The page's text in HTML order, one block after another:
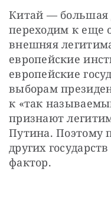
Китай — большая
переходим к еще
внешняя
европейские
европейские
выборам
к «так
признают
Путина. Поэтому
других
фактор.